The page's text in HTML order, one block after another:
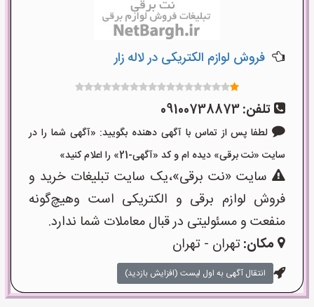
فروش لوازم الکتریکی در لاله زار
تلفن:09100738873
لطفا پس از تماس با آگهی دهنده بگویید: «آگهی شما را در
سایت «نت برقی» دیده ام و کد «آگهی-21» را اعلام کنید»
سایت «نت برقی»،یک سایت تبلیغات خرید و
فروش لوازم برقی و الکتریکی است وهیچ‌گونه
منفعت و مسئولیتی در قبال معاملات شما ندارد.
مکان:تهران - تهران
انتقال آگهی به اول لیست (افزایش بازدید)